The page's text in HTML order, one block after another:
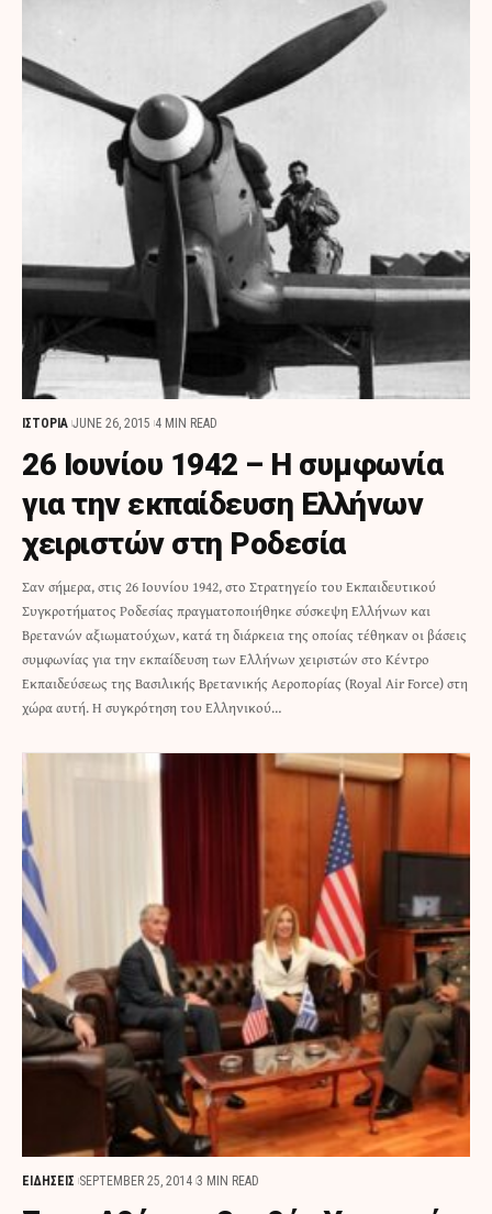
ΙΣΤΟΡΙΑ JUNE 26, 2015 4 MIN READ
26 Ιουνίου 1942 – Η συμφωνία
για την εκπαίδευση Ελλήνων
χειριστών στη Ροδεσία
Σαν σήμερα, στις 26 Ιουνίου 1942, στο Στρατηγείο του Εκπαιδευτικού
Συγκροτήματος Ροδεσίας πραγματοποιήθηκε σύσκεψη Ελλήνων και
Βρετανών αξιωματούχων, κατά τη διάρκεια της οποίας τέθηκαν οι βάσεις
συμφωνίας για την εκπαίδευση των Ελλήνων χειριστών στο Κέντρο
Εκπαιδεύσεως της Βασιλικής Βρετανικής Αεροπορίας (Royal Air Force) στη
χώρα αυτή. Η συγκρότηση του Ελληνικού…
ΕΙΔΗΣΕΙΣ SEPTEMBER 25, 2014 3 MIN READ